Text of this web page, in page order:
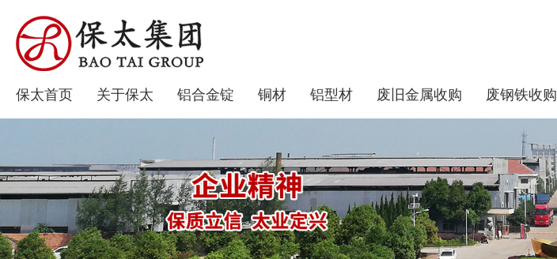
保太首页 关于保太 铝合金锭 铜材 铝型材 废旧金属收购 废钢铁收购